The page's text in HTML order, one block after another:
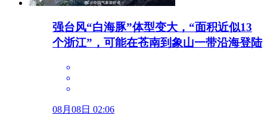
强台风“白海豚”体型变大，“面积近似13
个浙江”，可能在苍南到象山一带沿海登陆
08月08日 02:06